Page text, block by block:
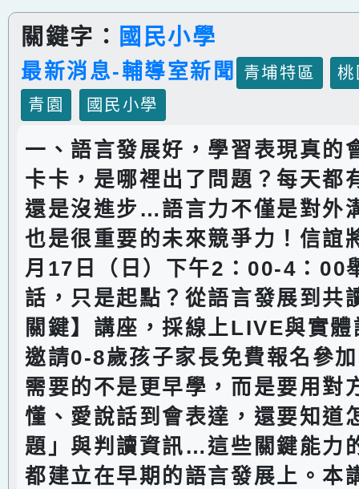
關鍵字： 國民小學
最新消息-輔導室新聞 青埔特區
青園
國民小學
一、語言發展好，學習表現真的
卡卡，是哪裡出了問題？每天都
還是沒進步…語言力不僅是對外
也是很重要的未來競爭力！信誼
月17日（日）下午2：00-4：00
話，只是起點？從語言發展到共
關鍵】講座，採線上LIVE與實
邀請0-8歲孩子家長免費報名參
需要的不是更早學，而是要用對
懂、愛說話到會表達，還要知道
題」與判讀資訊…這些關鍵能力
都建立在早期的語言發展上。本